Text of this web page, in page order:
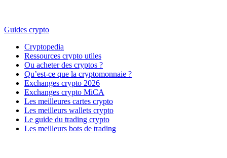
Guides crypto
Cryptopedia
Ressources crypto utiles
Ou acheter des cryptos ?
Qu’est-ce que la cryptomonnaie ?
Exchanges crypto 2026
Exchanges crypto MiCA
Les meilleures cartes crypto
Les meilleurs wallets crypto
Le guide du trading crypto
Les meilleurs bots de trading